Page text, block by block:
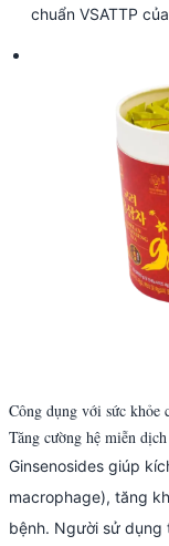
chuẩn VSATTP
Công dụng với sức khỏe
Tăng cường hệ miễn
Ginsenosides giúp
macrophage), tăng
bệnh. Người sử dụng